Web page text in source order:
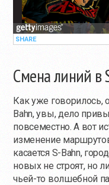
Смена линий в
Как уже говорилось,
Bahn, увы, дело
повсеместно. А вот
изменение
касается S-Bahn,
новых не строят, но
чьей-то волшебной